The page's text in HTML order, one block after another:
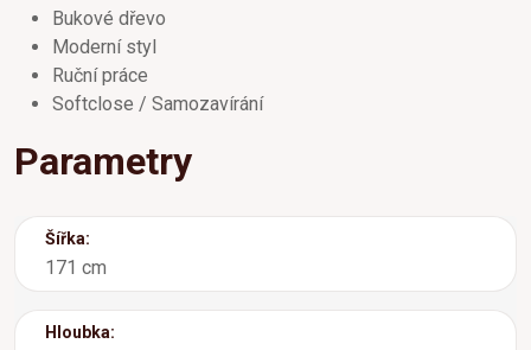
Bukové dřevo
Moderní styl
Ruční práce
Softclose / Samozavírání
Parametry
Šířka:
171 cm
Hloubka: